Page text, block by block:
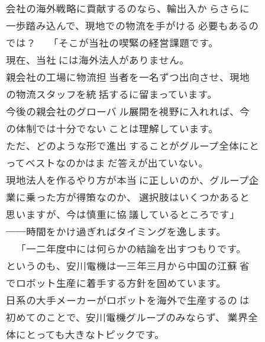
会社の海外戦略に貢献するのなら、輸出入か らさらに
一歩踏み込んで、現地での物流を手がける 必要もあるの
では？ 「そこが当社の喫緊の経営課題です。
現在、当社 には海外法人がありません。
親会社の工場に物流担 当者を一名ずつ出向させ、現地
の物流スタッフを統 括するに留まっています。
今後の親会社のグローバ ル展開を視野に入れれば、今
の体制では十分でない ことは理解しています。
ただ、どのような形で進出 することがグループ全体にと
ってベストなのかはま だ答えが出ていない。
現地法人を作るやり方が本当 に正しいのか、グループ企
業に乗った方が得策なのか、 選択肢はいくつかあると
思いますが、今は慎重に協 議しているところです」
──時間をかけ過ぎればタイミングを逸します。
「一二年度中には何らかの結論を出すつもりです。
というのも、安川電機は一三年三月から中国の江蘇 省
でロボット生産に着手する方針を固めています。
日系の大手メーカーがロボットを海外で生産するの は
初めてのことで、安川電機グループのみならず、 業界全
体にとっても大きなトピックです。